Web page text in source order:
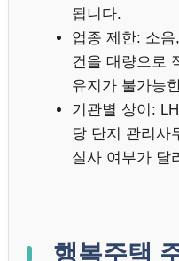
됩니다.
업종 제한: 소
건을 대량으로
유지가 불가능
기관별 상이:
당 단지 관리사
실사 여부가 달
행복주택